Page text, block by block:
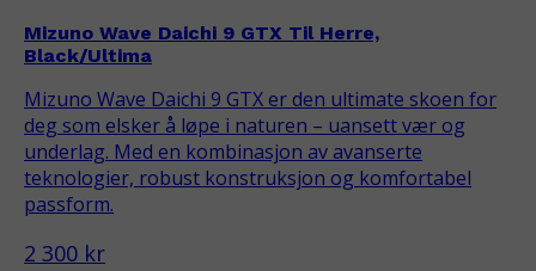
Mizuno Wave Daichi 9 GTX Til Herre,
Black/Ultima
Mizuno Wave Daichi 9 GTX er den ultimate skoen for
deg som elsker å løpe i naturen – uansett vær og
underlag. Med en kombinasjon av avanserte
teknologier, robust konstruksjon og komfortabel
passform.
2 300 kr